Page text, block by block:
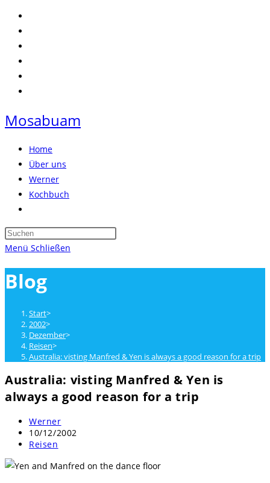
Zum
Inhalt
springen
Mosabuam
Home
Über uns
Werner
Kochbuch
umschalten
Press
Menü Schließen
Blog
Start>
2002>
Dezember>
Reisen>
Australia: visting Manfred & Yen is always a good reason for a trip
Australia: visting Manfred & Yen is
always a good reason for a trip
Beitrags-
Autor:
Werner
Beitrag
veröffentlicht:
10/12/2002
Beitrags-
Reisen